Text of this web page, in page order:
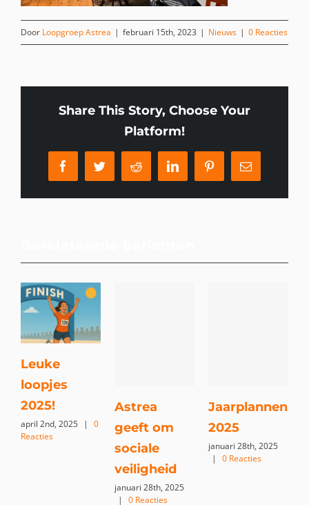
Door Loopgroep Astrea | februari 15th, 2023 | Nieuws | 0 Reacties
Share This Story, Choose Your
Platform!
FacebookTwitterReddit LinkedInPinterest
E-
mail
Leuke
loopjes
2025!
april 2nd, 2025 |
0
Reacties
Astrea
geeft om
sociale
veiligheid
januari 28th, 2025
|
0 Reacties
Jaarplannen
2025
januari 28th, 2025
|
0 Reacties